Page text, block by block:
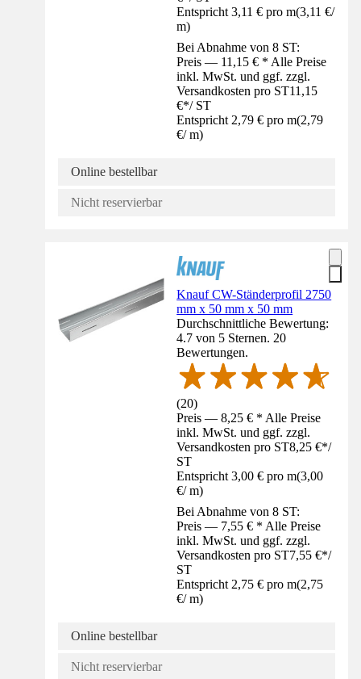
Entspricht 3,11 € pro m(3,11 €/
m)
Bei Abnahme von 8 ST:
Preis — 11,15 € * Alle Preise
inkl. MwSt. und ggf. zzgl.
Versandkosten pro ST11,15
€*/ ST
Entspricht 2,79 € pro m(2,79
€/ m)
Online bestellbar
Nicht reservierbar
Knauf CW-Ständerprofil 2750
mm x 50 mm x 50 mm
Durchschnittliche Bewertung:
4.7 von 5 Sternen. 20
Bewertungen.
(20)
Preis — 8,25 € * Alle Preise
inkl. MwSt. und ggf. zzgl.
Versandkosten pro ST8,25 €*/
ST
Entspricht 3,00 € pro m(3,00
€/ m)
Bei Abnahme von 8 ST:
Preis — 7,55 € * Alle Preise
inkl. MwSt. und ggf. zzgl.
Versandkosten pro ST7,55 €*/
ST
Entspricht 2,75 € pro m(2,75
€/ m)
Online bestellbar
Nicht reservierbar